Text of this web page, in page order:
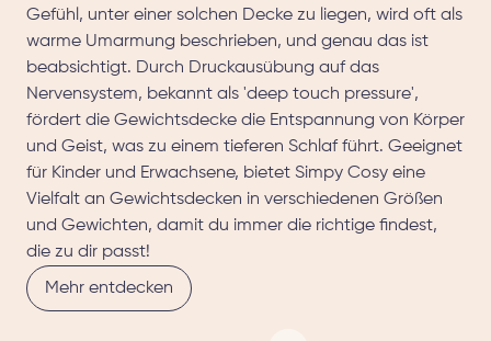
Gefühl, unter einer solchen Decke zu liegen, wird oft als
warme Umarmung beschrieben, und genau das ist
beabsichtigt. Durch Druckausübung auf das
Nervensystem, bekannt als 'deep touch pressure',
fördert die Gewichtsdecke die Entspannung von Körper
und Geist, was zu einem tieferen Schlaf führt. Geeignet
für Kinder und Erwachsene, bietet Simpy Cosy eine
Vielfalt an Gewichtsdecken in verschiedenen Größen
und Gewichten, damit du immer die richtige findest,
die zu dir passt!
Mehr entdecken